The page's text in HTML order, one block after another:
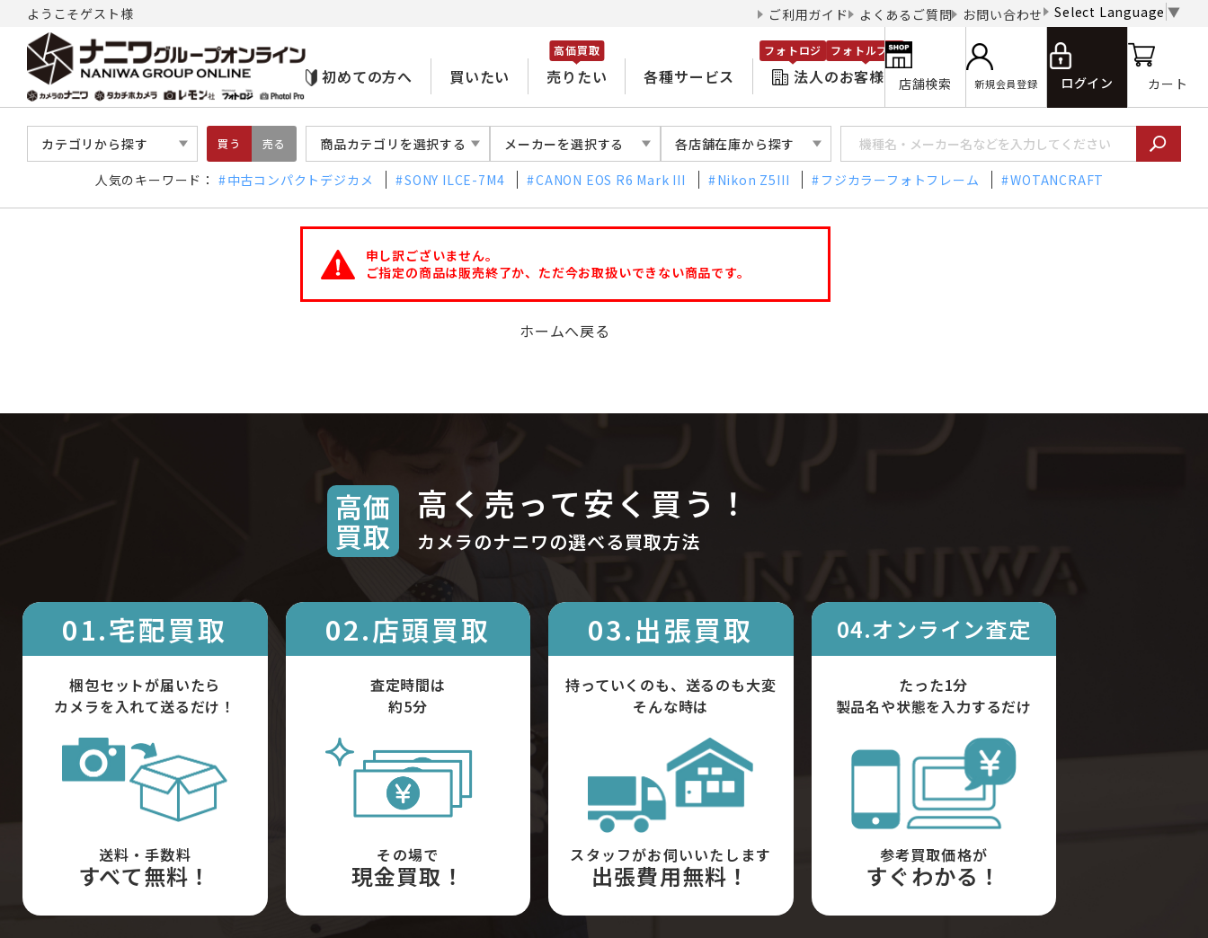
ようこそゲスト様 ご利用ガイド よくあるご質問 お問い合わせ Select Language ▼
初めての方へ 買いたい 売りたい
高価買取
各種サービス 法人のお客様
フォトロジ フォトルプロ
店舗検索 新規会員登録 ログイン カート
カテゴリから探す 買う 売る 商品カテゴリを選択する メーカーを選択する 各店舗在庫から探す
人気のキーワード： 中古コンパクトデジカメ SONY ILCE-7M4 CANON EOS R6 Mark III Nikon Z5III フジカラーフォトフレーム WOTANCRAFT
申し訳ございません。
ご指定の商品は販売終了か、ただ今お取扱いできない商品です。
ホームへ戻る
高価
買取
高く売って安く買う！
カメラのナニワの選べる買取方法
01.宅配買取
梱包セットが届いたら
カメラを入れて送るだけ！
送料・手数料
すべて無料！
02.店頭買取
査定時間は
約5分
その場で
現金買取！
03.出張買取
持っていくのも、送るのも大変
そんな時は
スタッフがお伺いいたします
出張費用無料！
04.オンライン査定
たった1分
製品名や状態を入力するだけ
参考買取価格が
すぐわかる！